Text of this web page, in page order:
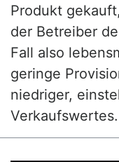
Produkt
der Betreiber
Fall also
geringe
niedriger,
Verkaufswertes.